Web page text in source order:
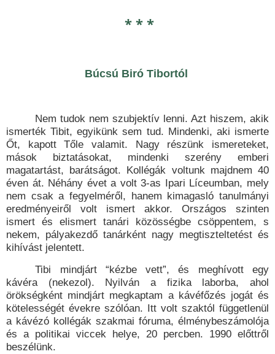
* * *
Búcsú Biró Tibortól
Nem tudok nem szubjektív lenni. Azt hiszem, akik
ismerték Tibit, egyikünk sem tud. Mindenki, aki ismerte
Őt, kapott Tőle valamit. Nagy részünk ismereteket,
mások biztatásokat, mindenki szerény emberi
magatartást, barátságot. Kollégák voltunk majdnem 40
éven át. Néhány évet a volt 3-as Ipari Líceumban, mely
nem csak a fegyelméről, hanem kimagasló tanulmányi
eredményeiről volt ismert akkor. Országos szinten
ismert és elismert tanári közösségbe csöppentem, s
nekem, pályakezdő tanárként nagy megtiszteltetést és
kihívást jelentett.
Tibi mindjárt “kézbe vett”, és meghívott egy
kávéra (nekezol). Nyilván a fizika laborba, ahol
örökségként mindjárt megkaptam a kávéfőzés jogát és
kötelességét évekre szólóan. Itt volt szaktól függetlenül
a kávézó kollégák szakmai fóruma, élménybeszámolója
és a politikai viccek helye, 20 percben. 1990 előttről
beszélünk.